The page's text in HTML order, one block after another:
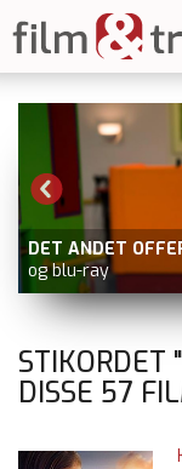
DET ANDET
og blu-ray
STIKORDET
DISSE 57